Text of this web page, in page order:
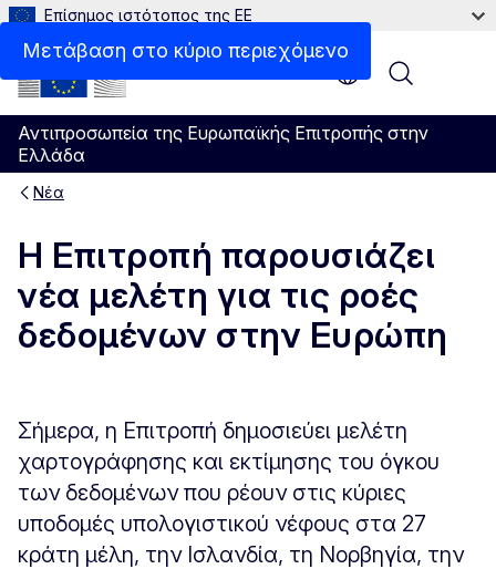
Μετάβαση στο κύριο περιεχόμενο
Επίσημος ιστότοπος της ΕΕ
Αντιπροσωπεία της Ευρωπαϊκής Επιτροπής στην
Ελλάδα
Menu
Νέα
Η Επιτροπή παρουσιάζει
νέα μελέτη για τις ροές
δεδομένων στην Ευρώπη
Σήμερα, η Επιτροπή δημοσιεύει μελέτη
χαρτογράφησης και εκτίμησης του όγκου
των δεδομένων που ρέουν στις κύριες
υποδομές υπολογιστικού νέφους στα 27
κράτη μέλη, την Ισλανδία, τη Νορβηγία, την